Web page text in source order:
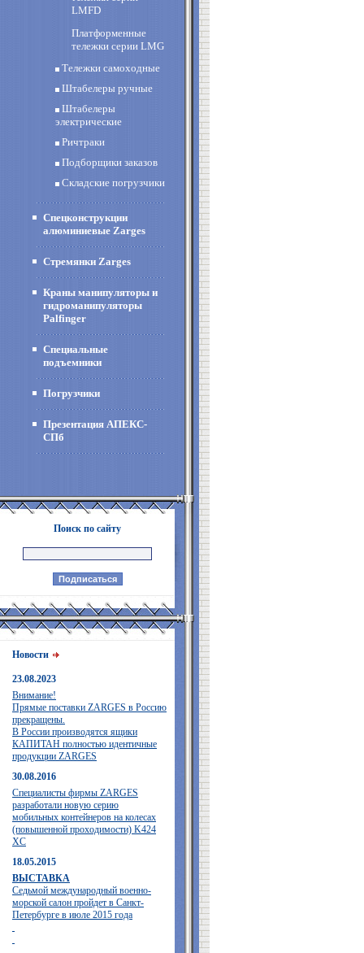
LMFD
Платформенные
тележки серии LMG
Тележки самоходные
Штабелеры ручные
Штабелеры
электрические
Ричтраки
Подборщики заказов
Складские погрузчики
Спецконструкции
алюминиевые Zarges
Стремянки Zarges
Краны манипуляторы и
гидроманипуляторы
Palfinger
Специальные
подъемники
Погрузчики
Презентация АПЕКС-
СПб
Поиск по сайту
Новости
23.08.2023
Внимание!
Прямые поставки ZARGES в Россию
прекращены.
В России производятся ящики
КАПИТАН полностью идентичные
продукции ZARGES
30.08.2016
Специалисты фирмы ZARGES
разработали новую серию
мобильных контейнеров на колесах
(повышенной проходимости) K424
XC
18.05.2015
ВЫСТАВКА
Седьмой международный военно-
морской салон пройдет в Санкт-
Петербурге в июле 2015 года